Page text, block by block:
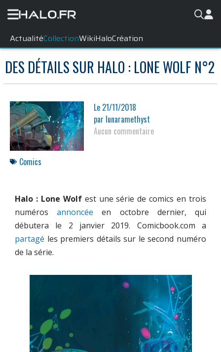
ActualitéCollectionWikiHaloCréation
DES DÉTAILS SUR HALO : LONE WOLF N°2
Le 21/11/2018
par lunaramethyst
Aucun commentaire
Comics
Halo : Lone Wolfest une série de comics en trois
numérosannoncée en octobre dernier, qui
débutera le 2 janvier 2019. Comicbook.com a
partagé les premiers détails sur le second numéro
de la série.